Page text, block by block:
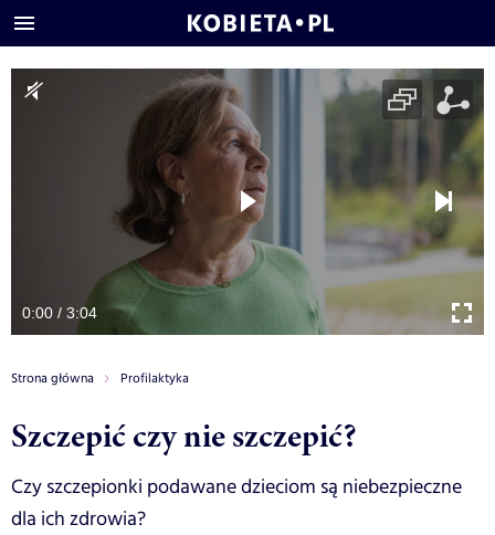
0:00 / 3:04
Strona główna Profilaktyka
Szczepić czy nie szczepić?
Czy szczepionki podawane dzieciom są niebezpieczne
dla ich zdrowia?